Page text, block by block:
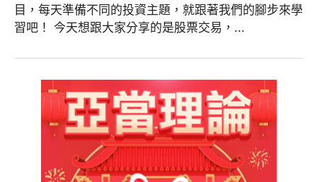
目，每天準備不同的投資主題，就跟著我們的腳步來學
習吧！ 今天想跟大家分享的是股票交易，...